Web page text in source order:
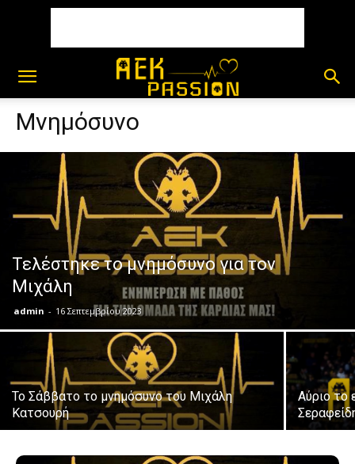
Μνημόσυνο
Τελέστηκε το μνημόσυνο για τον
Μιχάλη
admin - 16 Σεπτεμβρίου 2023
Το Σάββατο το μνημόσυνο του Μιχάλη
Κατσουρή
Αύριο το